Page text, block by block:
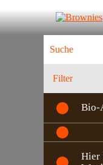
Filter
Bio-
Hier